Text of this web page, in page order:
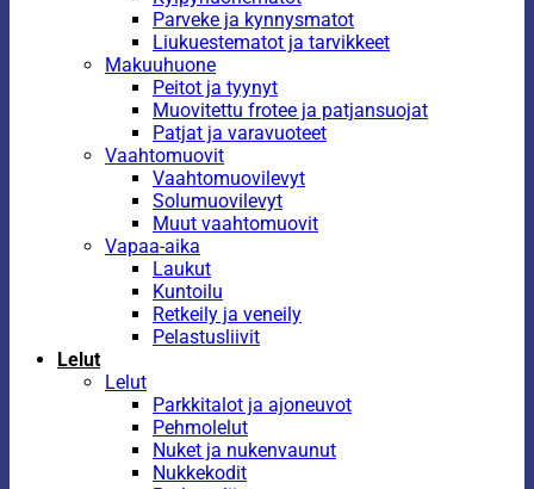
Parveke ja kynnysmatot
Liukuestematot ja tarvikkeet
Makuuhuone
Peitot ja tyynyt
Muovitettu frotee ja patjansuojat
Patjat ja varavuoteet
Vaahtomuovit
Vaahtomuovilevyt
Solumuovilevyt
Muut vaahtomuovit
Vapaa-aika
Laukut
Kuntoilu
Retkeily ja veneily
Pelastusliivit
Lelut
Lelut
Parkkitalot ja ajoneuvot
Pehmolelut
Nuket ja nukenvaunut
Nukkekodit